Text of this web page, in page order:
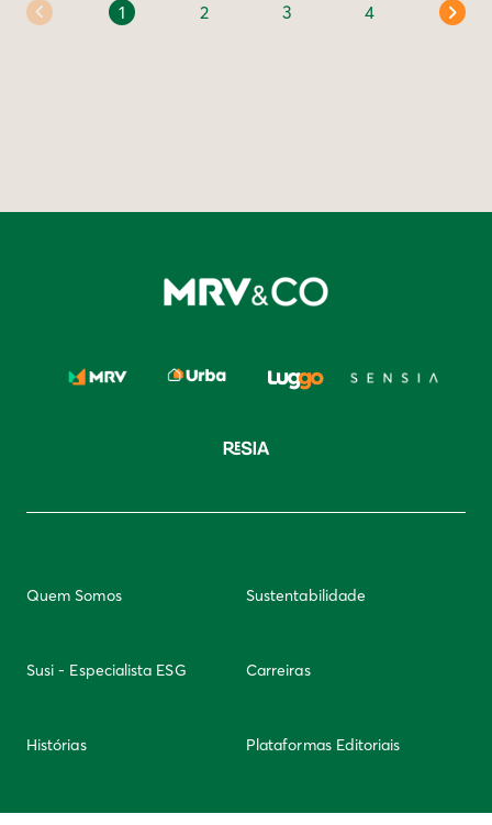
1 2 3 4
Quem Somos Sustentabilidade
Susi - Especialista ESG Carreiras
Histórias Plataformas Editoriais
Newsletter Integridade